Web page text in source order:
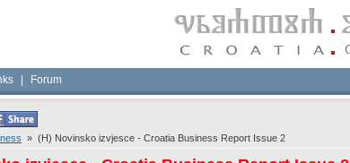
Forum
» (H) Novinsko izvjesce - Croatia Business Report Issue 2